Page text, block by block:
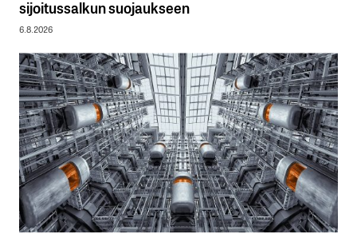
sijoitussalkun suojaukseen
6.8.2026